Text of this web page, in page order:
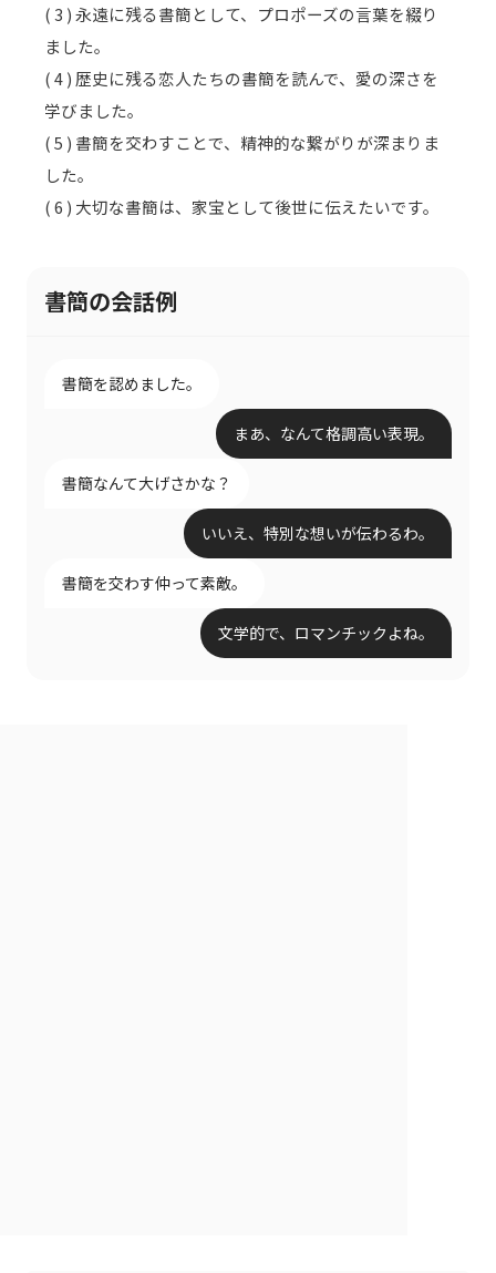
( 3 ) 永遠に残る書簡として、プロポーズの言葉を綴り
ました。
( 4 ) 歴史に残る恋人たちの書簡を読んで、愛の深さを
学びました。
( 5 ) 書簡を交わすことで、精神的な繋がりが深まりま
した。
( 6 ) 大切な書簡は、家宝として後世に伝えたいです。
書簡の会話例
書簡を認めました。
まあ、なんて格調高い表現。
書簡なんて大げさかな？
いいえ、特別な想いが伝わるわ。
書簡を交わす仲って素敵。
文学的で、ロマンチックよね。